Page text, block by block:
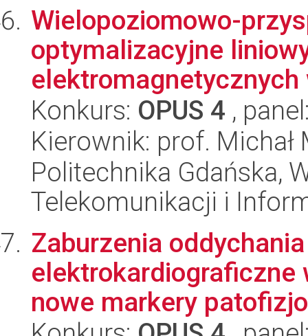
Wielopoziomowo-
optymalizacyjne
Konkurs: OPUS 4 ,
Kierownik: prof. Michał
Politechnika Gdańska,
Telekomunikacji i
Zaburzenia
elektrokardiograficzne
nowe markery